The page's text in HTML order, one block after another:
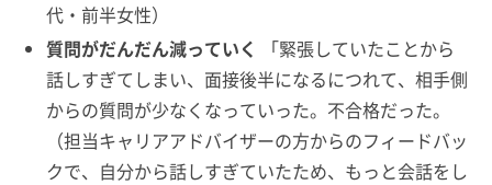
代・前半女性）
質問がだんだん減っていく
「緊張していたことから
話しすぎてしまい、面接後半になるにつれて、相手側
からの質問が少なくなっていった。不合格だった。
（担当キャリアアドバイザーの方からのフィードバッ
クで、自分から話しすぎていたため、もっと会話をし